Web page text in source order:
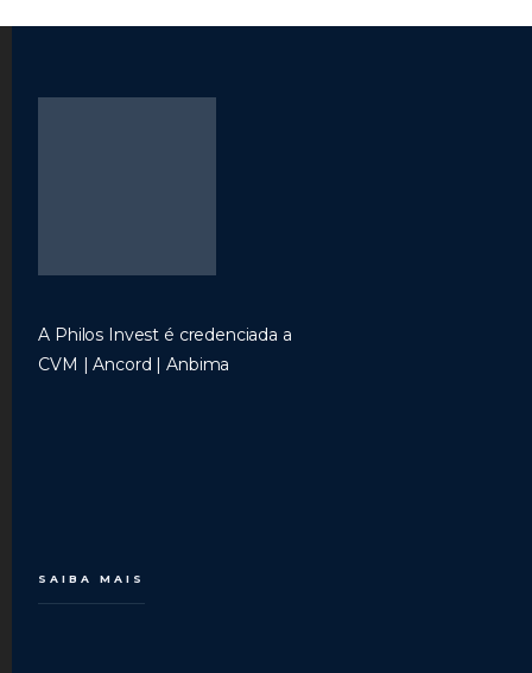
A Philos Invest é credenciada a
CVM | Ancord | Anbima
SAIBA MAIS